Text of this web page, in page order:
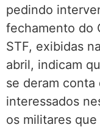
pedindo
fechamento do
STF, exibidas
abril, indicam
se deram
interessados
os militares